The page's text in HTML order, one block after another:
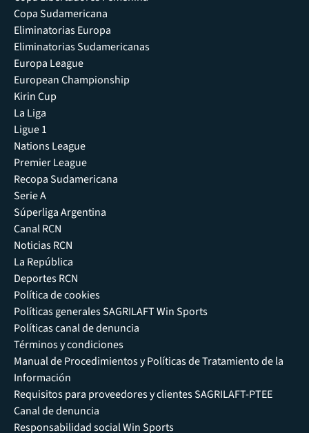
Copa Sudamericana
Eliminatorias Europa
Eliminatorias Sudamericanas
Europa League
European Championship
Kirin Cup
La Liga
Ligue 1
Nations League
Premier League
Recopa Sudamericana
Serie A
Súperliga Argentina
Canal RCN
Noticias RCN
La República
Deportes RCN
Política de cookies
Políticas generales SAGRILAFT Win Sports
Políticas canal de denuncia
Términos y condiciones
Manual de Procedimientos y Políticas de Tratamiento de la
Información
Requisitos para proveedores y clientes SAGRILAFT-PTEE
Canal de denuncia
Responsabilidad social Win Sports